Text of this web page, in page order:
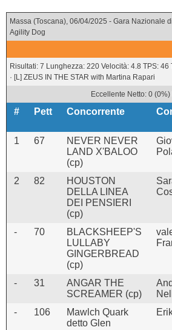
Massa (Toscana), 06/04/2025 - Gara Nazionale di
Agility Dog
Risultati: 7 Lunghezza: 220 Velocità: 4.8 TPS: 46
· [L] ZEUS IN THE STAR with Martina Rapari
Eccellente Netto: 0
# Pett Concorrente
1 67
NEVER NEVER
LAND X'BALOO
(cp)
2 82
HOUSTON
DELLA LINEA
DEI PENSIERI
(cp)
- 70
BLACKSHEEP'S
LULLABY
GINGERBREAD
(cp)
- 31
ANGAR THE
SCREAMER (cp)
-
106
Mawlch Quark
detto Glen